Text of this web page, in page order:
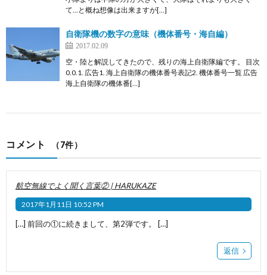
て…と概ね想像は出来ますが[…]
自衛隊機の数字の意味（機体番号・海自編）
2017.02.09
空・陸と解説してきたので、残りの海上自衛隊編です。 目次
0.0.1. 広告1. 海上自衛隊の機体番号表記2. 機体番号一覧 広告
海上自衛隊の機体番[…]
コメント （7件）
航空無線でよく聞く言葉② | HARUKAZE
2017年1月11日 10:52 PM
[…] 前回の①に続きまして、第2弾です。 […]
返信